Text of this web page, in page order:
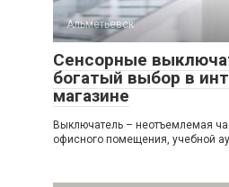
Альметьевск
Сенсорные
богатый выбор в
магазине
Выключатель – неотъемлемая
офисного помещения, учебной